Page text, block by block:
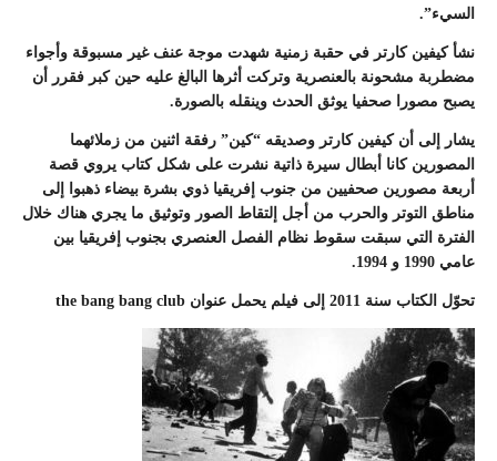
السيء”.
نشأ كيفين كارتر في حقبة زمنية شهدت موجة عنف غير مسبوقة وأجواء
مضطربة مشحونة بالعنصرية وتركت أثرها البالغ عليه حين كبر فقرر أن
يصبح مصورا صحفيا يوثق الحدث وينقله بالصورة.
يشار إلى أن كيفين كارتر وصديقه “كين” رفقة اثنين من زملائهما
المصورين كانا أبطال سيرة ذاتية نشرت على شكل كتاب يروي قصة
أربعة مصورين صحفيين من جنوب إفريقيا ذوي بشرة بيضاء ذهبوا إلى
مناطق التوتر والحرب من أجل إلتقاط الصور وتوثيق ما يجري هناك خلال
الفترة التي سبقت سقوط نظام الفصل العنصري بجنوب إفريقيا بين
عامي 1990 و 1994.
تحوّل الكتاب سنة 2011 إلى فيلم يحمل عنوان the bang bang club